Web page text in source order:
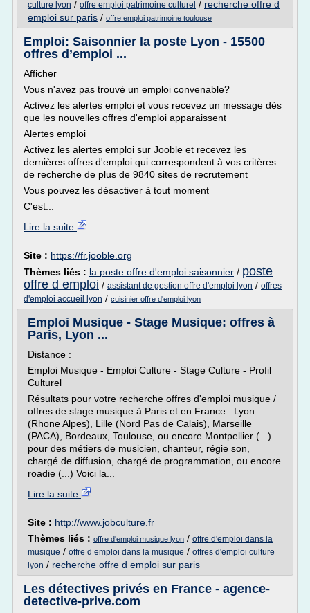
culture lyon / offre emploi patrimoine culturel / recherche offre d
emploi sur paris / offre emploi patrimoine toulouse
Emploi: Saisonnier la poste Lyon - 15500
offres d’emploi ...
Afficher
Vous n'avez pas trouvé un emploi convenable?
Activez les alertes emploi et vous recevez un message dès
que les nouvelles offres d'emploi apparaissent
Alertes emploi
Activez les alertes emploi sur Jooble et recevez les
dernières offres d'emploi qui correspondent à vos critères
de recherche de plus de 9840 sites de recrutement
Vous pouvez les désactiver à tout moment
C'est...
Lire la suite
Site : https://fr.jooble.org
Thèmes liés : la poste offre d'emploi saisonnier / poste
offre d emploi / assistant de gestion offre d'emploi lyon / offres
d'emploi accueil lyon / cuisinier offre d'emploi lyon
Emploi Musique - Stage Musique: offres à
Paris, Lyon ...
Distance :
Emploi Musique - Emploi Culture - Stage Culture - Profil
Culturel
Résultats pour votre recherche offres d'emploi musique /
offres de stage musique à Paris et en France : Lyon
(Rhone Alpes), Lille (Nord Pas de Calais), Marseille
(PACA), Bordeaux, Toulouse, ou encore Montpellier (...)
pour des métiers de musicien, chanteur, régie son,
chargé de diffusion, chargé de programmation, ou encore
roadie (...) Voici la...
Lire la suite
Site : http://www.jobculture.fr
Thèmes liés : offre d'emploi musique lyon / offre d'emploi dans la
musique / offre d emploi dans la musique / offres d'emploi culture
lyon / recherche offre d emploi sur paris
Les détectives privés en France - agence-
detective-prive.com